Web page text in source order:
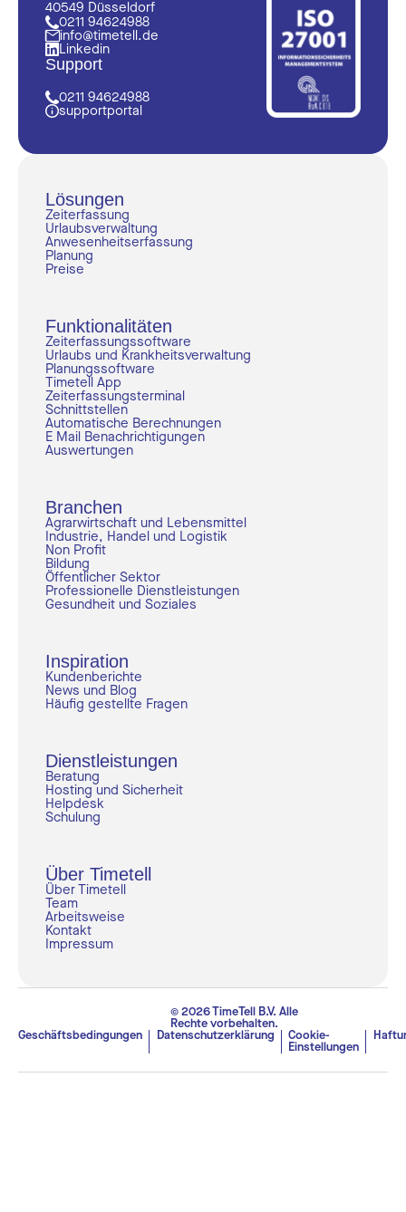
40549 Düsseldorf
0211 94624988
info@timetell.de
Linkedin
Support
0211 94624988
supportportal
Lösungen
Zeiterfassung
Urlaubsverwaltung
Anwesenheitserfassung
Planung
Preise
Funktionalitäten
Zeiterfassungssoftware
Urlaubs und Krankheitsverwaltung
Planungssoftware
Timetell App
Zeiterfassungsterminal
Schnittstellen
Automatische Berechnungen
E Mail Benachrichtigungen
Auswertungen
Branchen
Agrarwirtschaft und Lebensmittel
Industrie, Handel und Logistik
Non Profit
Bildung
Öffentlicher Sektor
Professionelle Dienstleistungen
Gesundheit und Soziales
Inspiration
Kundenberichte
News und Blog
Häufig gestellte Fragen
Dienstleistungen
Beratung
Hosting und Sicherheit
Helpdesk
Schulung
Über Timetell
Über Timetell
Team
Arbeitsweise
Kontakt
Impressum
© 2026 TimeTell B.V. Alle
Rechte vorbehalten.
Geschäftsbedingungen
Datenschutzerklärung
Cookie-
Einstellungen